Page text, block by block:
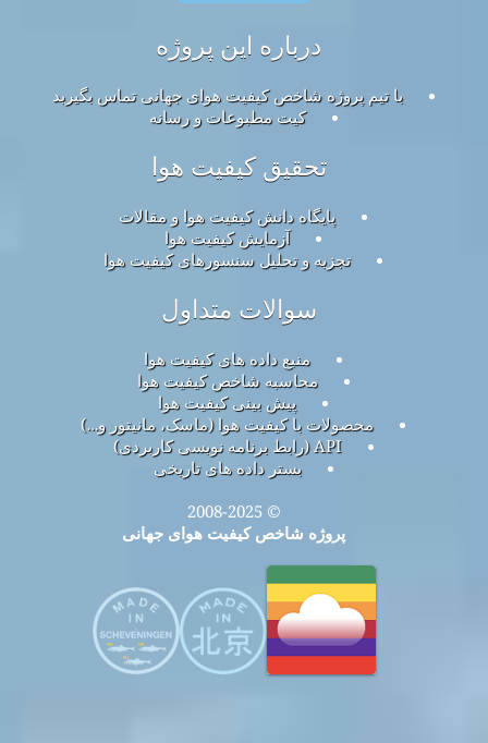
درباره این پروژه
با تیم پروژه شاخص کیفیت هوای جهانی تماس بگیرید
کیت مطبوعات و رسانه
تحقیق کیفیت هوا
پایگاه دانش کیفیت هوا و مقالات
آزمایش کیفیت هوا
تجزیه و تحلیل سنسورهای کیفیت هوا
سوالات متداول
منبع داده های کیفیت هوا
محاسبه شاخص کیفیت هوا
پیش بینی کیفیت هوا
محصولات با کیفیت هوا (ماسک، مانیتور و…)
API (رابط برنامه نویسی کاربردی)
بستر داده های تاریخی
© 2008-2025
پروژه شاخص کیفیت هوای جهانی